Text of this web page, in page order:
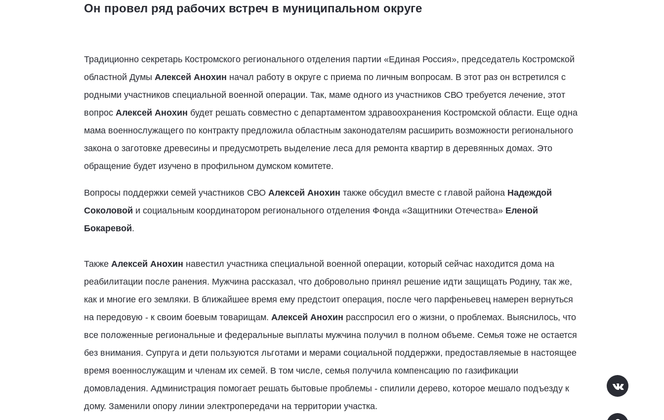
Он провел ряд рабочих встреч в муниципальном округе
Традиционно секретарь Костромского регионального отделения партии «Единая Россия», председатель Костромской
областной Думы Алексей Анохин начал работу в округе с приема по личным вопросам. В этот раз он встретился с
родными участников специальной военной операции. Так, маме одного из участников СВО требуется лечение, этот
вопрос Алексей Анохин будет решать совместно с департаментом здравоохранения Костромской области. Еще одна
мама военнослужащего по контракту предложила областным законодателям расширить возможности регионального
закона о заготовке древесины и предусмотреть выделение леса для ремонта квартир в деревянных домах. Это
обращение будет изучено в профильном думском комитете.
Вопросы поддержки семей участников СВО Алексей Анохин также обсудил вместе с главой района Надеждой
Соколовой и социальным координатором регионального отделения Фонда «Защитники Отечества» Еленой
Бокаревой.
Также Алексей Анохин навестил участника специальной военной операции, который сейчас находится дома на
реабилитации после ранения. Мужчина рассказал, что добровольно принял решение идти защищать Родину, так же,
как и многие его земляки. В ближайшее время ему предстоит операция, после чего парфеньевец намерен вернуться
на передовую - к своим боевым товарищам. Алексей Анохин расспросил его о жизни, о проблемах. Выяснилось, что
все положенные региональные и федеральные выплаты мужчина получил в полном объеме. Семья тоже не остается
без внимания. Супруга и дети пользуются льготами и мерами социальной поддержки, предоставляемые в настоящее
время военнослужащим и членам их семей. В том числе, семья получила компенсацию по газификации
домовладения. Администрация помогает решать бытовые проблемы - спилили дерево, которое мешало подъезду к
дому. Заменили опору линии электропередачи на территории участка.